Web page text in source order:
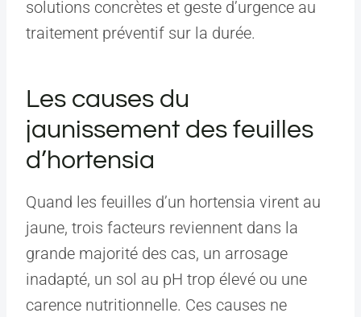
solutions concrètes et geste d’urgence au
traitement préventif sur la durée.
Les causes du
jaunissement des feuilles
d’hortensia
Quand les feuilles d’un hortensia virent au
jaune, trois facteurs reviennent dans la
grande majorité des cas, un arrosage
inadapté, un sol au pH trop élevé ou une
carence nutritionnelle. Ces causes ne